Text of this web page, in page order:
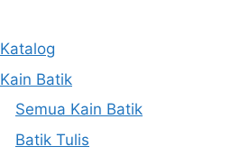
Katalog
Kain Batik
Semua Kain Batik
Batik Tulis